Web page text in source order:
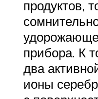
продуктов,
прибора. К
два
ионы